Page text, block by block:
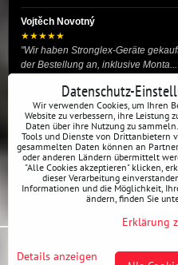
Vojtěch Novotný
★★★★★
"Wir haben Stronglex-Geräte
der Bestellung an, inklusive
josef helmich
★★★★★
"Hier gibt es viele Dinge, die du für
egal ob Profi oder für die St..."
ALLE
Datenschutz-
Wir verwenden Cookies, um Ihren
Website zu verbessern, ihre Leistung
Daten über ihre Nutzung zu
Tools und Dienste von Drittanbietern
gesammelten Daten können an
oder anderen Ländern übermittelt
"Alle Cookies akzeptieren" klicken,
dieser Verarbeitung
Informationen und die Möglichkeit,
ändern, finden Sie
Erklärung
Details anzeigen